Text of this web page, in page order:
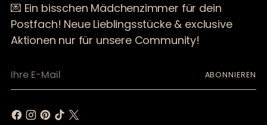
💌 Ein bisschen Mädchenzimmer für dein
Postfach! Neue Lieblingsstücke & exclusive
Aktionen nur für unsere Community!
E-
ABONNIEREN